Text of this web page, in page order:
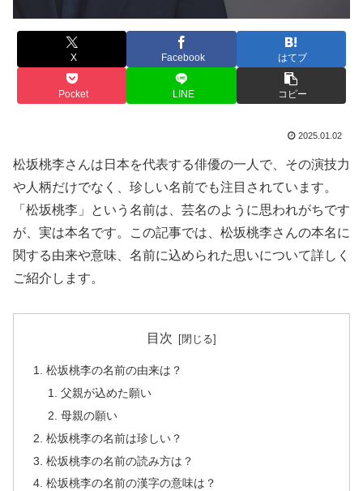
X Facebook はてブ
Pocket LINE コピー
2025.01.02
松坂桃李さんは日本を代表する俳優の一人で、その演技力
や人柄だけでなく、珍しい名前でも注目されています。
「松坂桃李」という名前は、芸名のように思われがちです
が、実は本名です。この記事では、松坂桃李さんの本名に
関する由来や意味、名前に込められた思いについて詳しく
ご紹介します。
目次
松坂桃李の名前の由来は？
父親が込めた願い
母親の願い
松坂桃李の名前は珍しい？
松坂桃李の名前の読み方は？
松坂桃李の名前の漢字の意味は？